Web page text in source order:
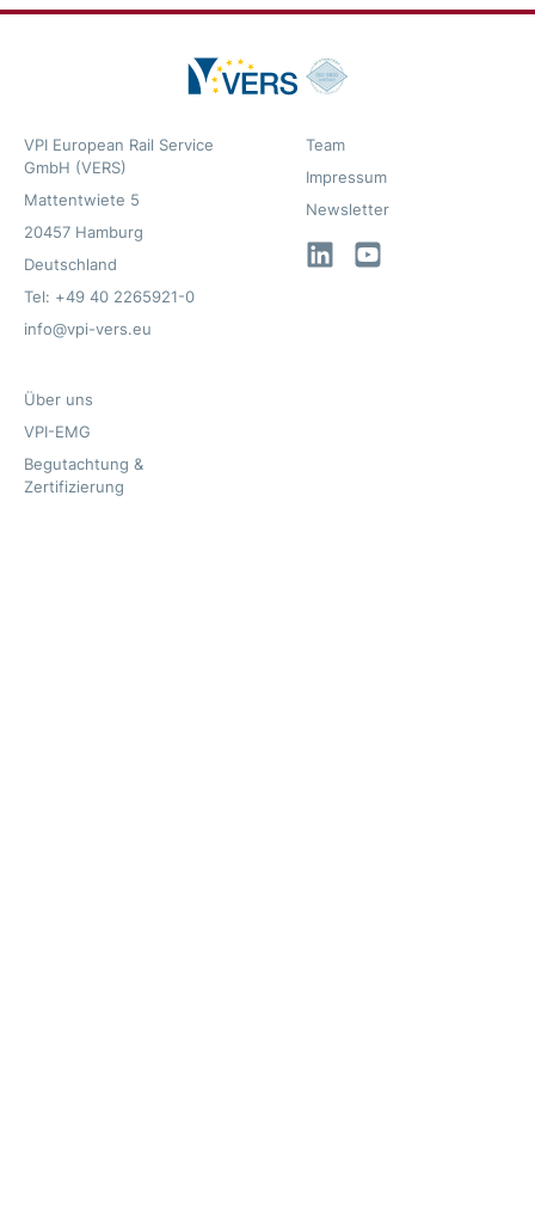
VPI European Rail Service
GmbH (VERS)
Mattentwiete 5
20457 Hamburg
Deutschland
Tel: +49 40 2265921-0
info@vpi-vers.eu
Team
Impressum
Newsletter
LinkedInYouTube
Über uns
VPI-EMG
Begutachtung &
Zertifizierung